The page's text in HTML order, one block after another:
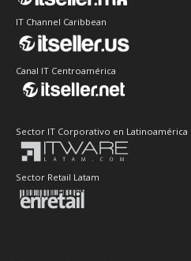
IT Channel Caribbean
Canal IT Centroamérica
Sector IT Corporativo en Latinoamérica
Sector Retail Latam